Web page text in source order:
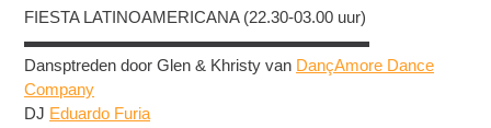
FIESTA LATINOAMERICANA (22.30-03.00 uur)
▬▬▬▬▬▬▬▬▬▬▬▬▬▬▬▬▬▬▬▬▬
Dansptreden door Glen & Khristy van DançAmore Dance
Company
DJ Eduardo Furia